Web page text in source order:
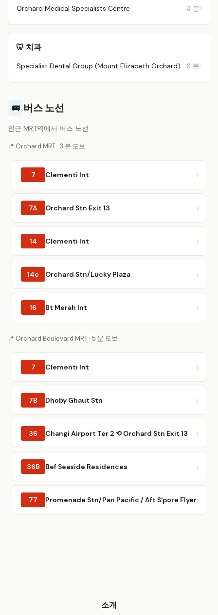
Orchard Medical Specialists Centre 3 분
🦷 치과
Specialist Dental Group (Mount Elizabeth Orchard) 6 분
🚌 버스 노선
인근 MRT역에서 버스 노선
📍 Orchard MRT · 3 분 도보
7 Clementi Int
7A Orchard Stn Exit 13
14 Clementi Int
14e Orchard Stn/Lucky Plaza
16 Bt Merah Int
📍 Orchard Boulevard MRT · 5 분 도보
7 Clementi Int
7B Dhoby Ghaut Stn
36 Changi Airport Ter 2 ⟲ Orchard Stn Exit 13
36B Bef Seaside Residences
77 Promenade Stn/Pan Pacific / Aft S'pore Flyer
소개